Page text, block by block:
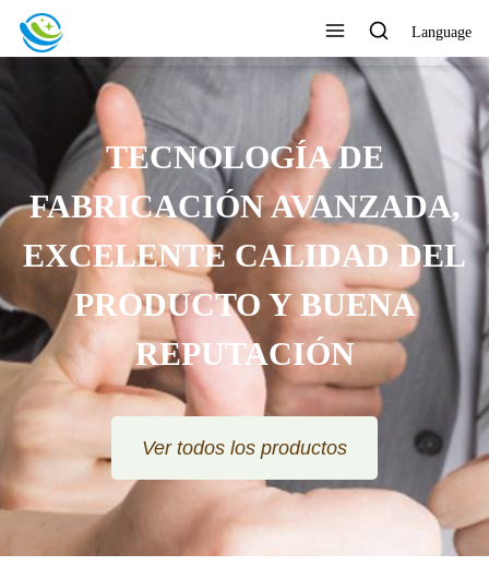
Language
TECNOLOGÍA DE
FABRICACIÓN AVANZADA,
EXCELENTE CALIDAD DEL
PRODUCTO Y BUENA
REPUTACIÓN
Ver todos los productos